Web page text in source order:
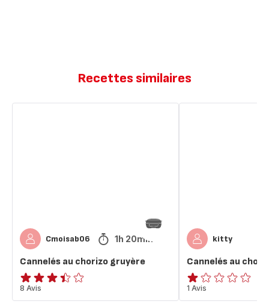
Recettes similaires
Cmoisab06 1h 20min
Cannelés au chorizo gruyère
ratings.3.4
8 Avis
kitty
Cannelés au
Avis
1
1 Avis